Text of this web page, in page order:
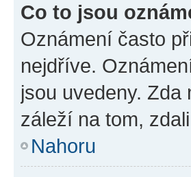
Co to jsou
Oznámení často
nejdříve.
jsou uvedeny.
záleží na tom,
Nahoru